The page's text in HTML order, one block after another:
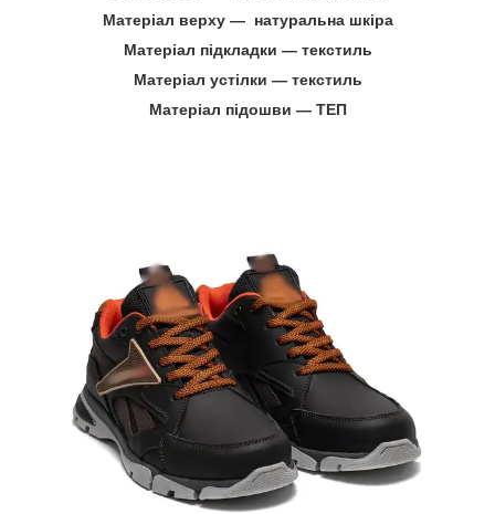
Матеріал верху ―натуральна шкіра
Матеріал підкладки ―текстиль
Матеріал устілки ―текстиль
Матеріал підошви ―ТЕП